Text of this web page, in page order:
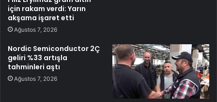
için rakam verdi: Yarın
akşama işaret etti
Ağustos 7, 2026
Nordic Semiconductor 2Ç
geliri %33 artışla
tahminleri aştı
Ağustos 7, 2026